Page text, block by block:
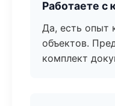
Работаете с
Да, есть опыт
объектов.
комплект